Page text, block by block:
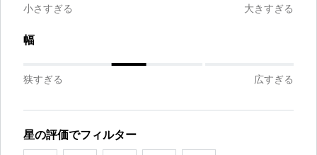
小さすぎる 大きすぎる
幅
狭すぎる 広すぎる
星の評価でフィルター